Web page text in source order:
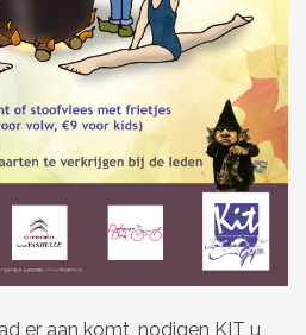
er aan komt, nodigen KIT u